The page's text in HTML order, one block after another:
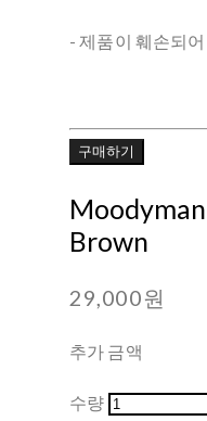
- 제품이 훼손되
구매하기
Brown
29,000원
추가 금액
수량